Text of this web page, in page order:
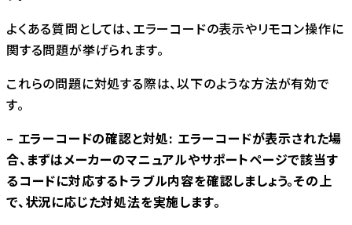
よくある質問としては、エラーコードの表示やリモコン操作に
関する問題が挙げられます。
これらの問題に対処する際は、以下のような方法が有効で
す。
– エラーコードの確認と対処: エラーコードが表示された場
合、まずはメーカーのマニュアルやサポートページで該当す
るコードに対応するトラブル内容を確認しましょう。その上
で、状況に応じた対処法を実施します。